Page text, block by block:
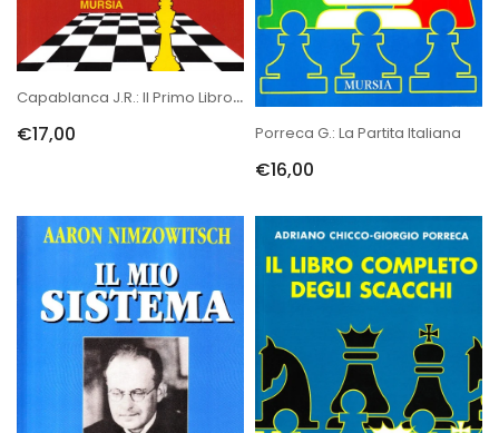
Capablanca J.R.: Il Primo Libro Degli Scacchi
€17,00 Porreca G.: La Partita Italiana
€16,00